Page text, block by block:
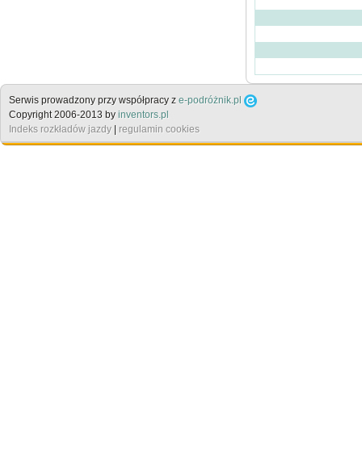
Serwis prowadzony przy współpracy z e-podróżnik.pl
Copyright 2006-2013 by inventors.pl
Indeks rozkładów jazdy
regulamin cookies